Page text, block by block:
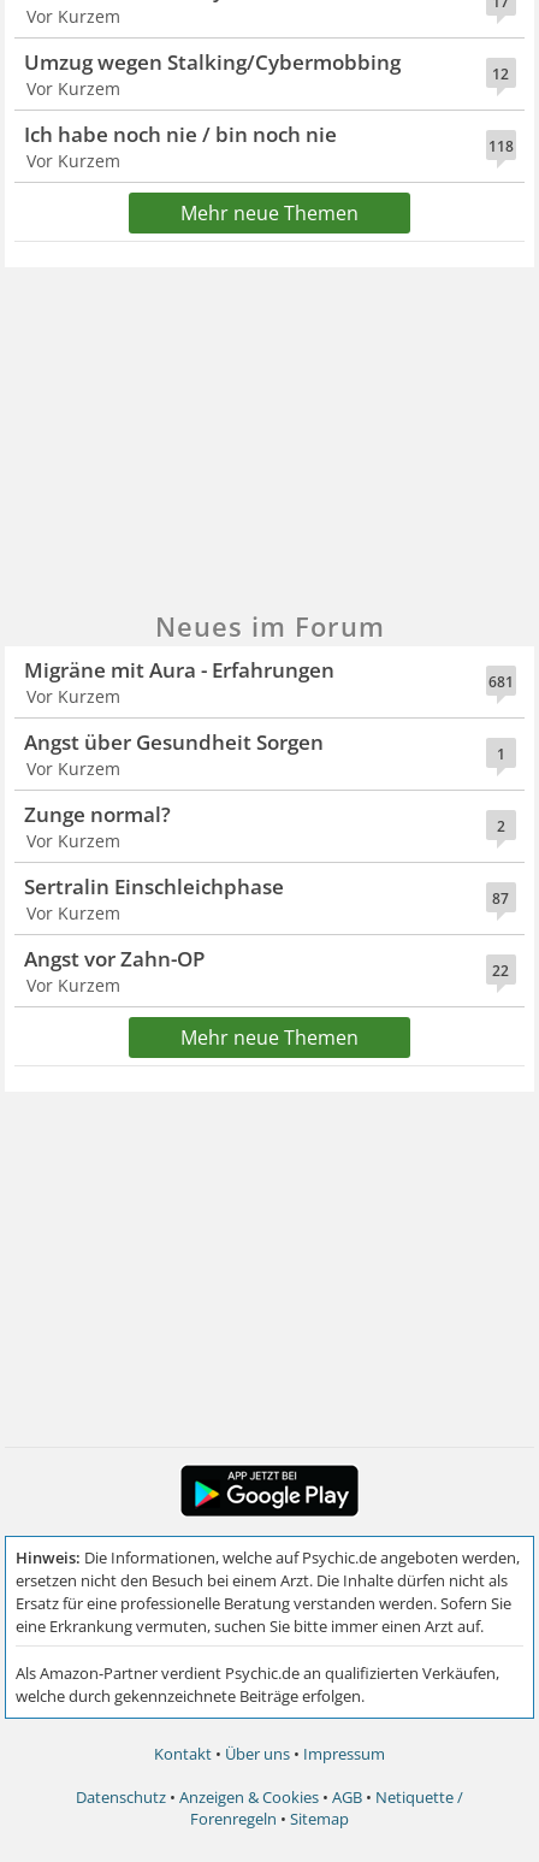
Vor Kurzem
12
Umzug wegen Stalking/Cybermobbing
Vor Kurzem
118
Ich habe noch nie / bin noch nie
Vor Kurzem
Mehr neue Themen
Neues im Forum
681
Migräne mit Aura - Erfahrungen
Vor Kurzem
1
Angst über Gesundheit Sorgen
Vor Kurzem
2
Zunge normal?
Vor Kurzem
87
Sertralin Einschleichphase
Vor Kurzem
22
Angst vor Zahn-OP
Vor Kurzem
Mehr neue Themen
Kontakt • Über uns • Impressum
Datenschutz • Anzeigen & Cookies • AGB • Netiquette /
Forenregeln • Sitemap